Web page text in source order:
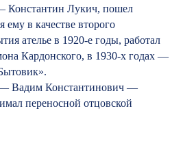
Лукич, пошел
ему в качестве второго
ателье в 1920-е годы, работал
Кардонского, в 1930-х годах —
Вадим Константинович —
переносной отцовской